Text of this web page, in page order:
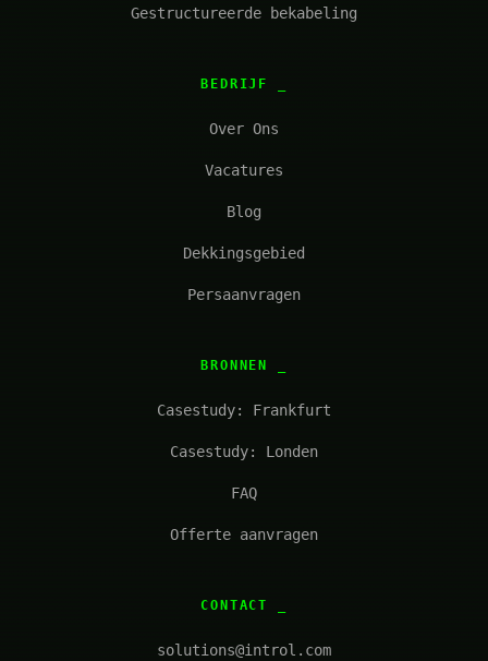
Gestructureerde bekabeling
BEDRIJF
Over Ons
Vacatures
Blog
Dekkingsgebied
Persaanvragen
BRONNEN
Casestudy: Frankfurt
Casestudy: Londen
FAQ
Offerte aanvragen
CONTACT
solutions@introl.com